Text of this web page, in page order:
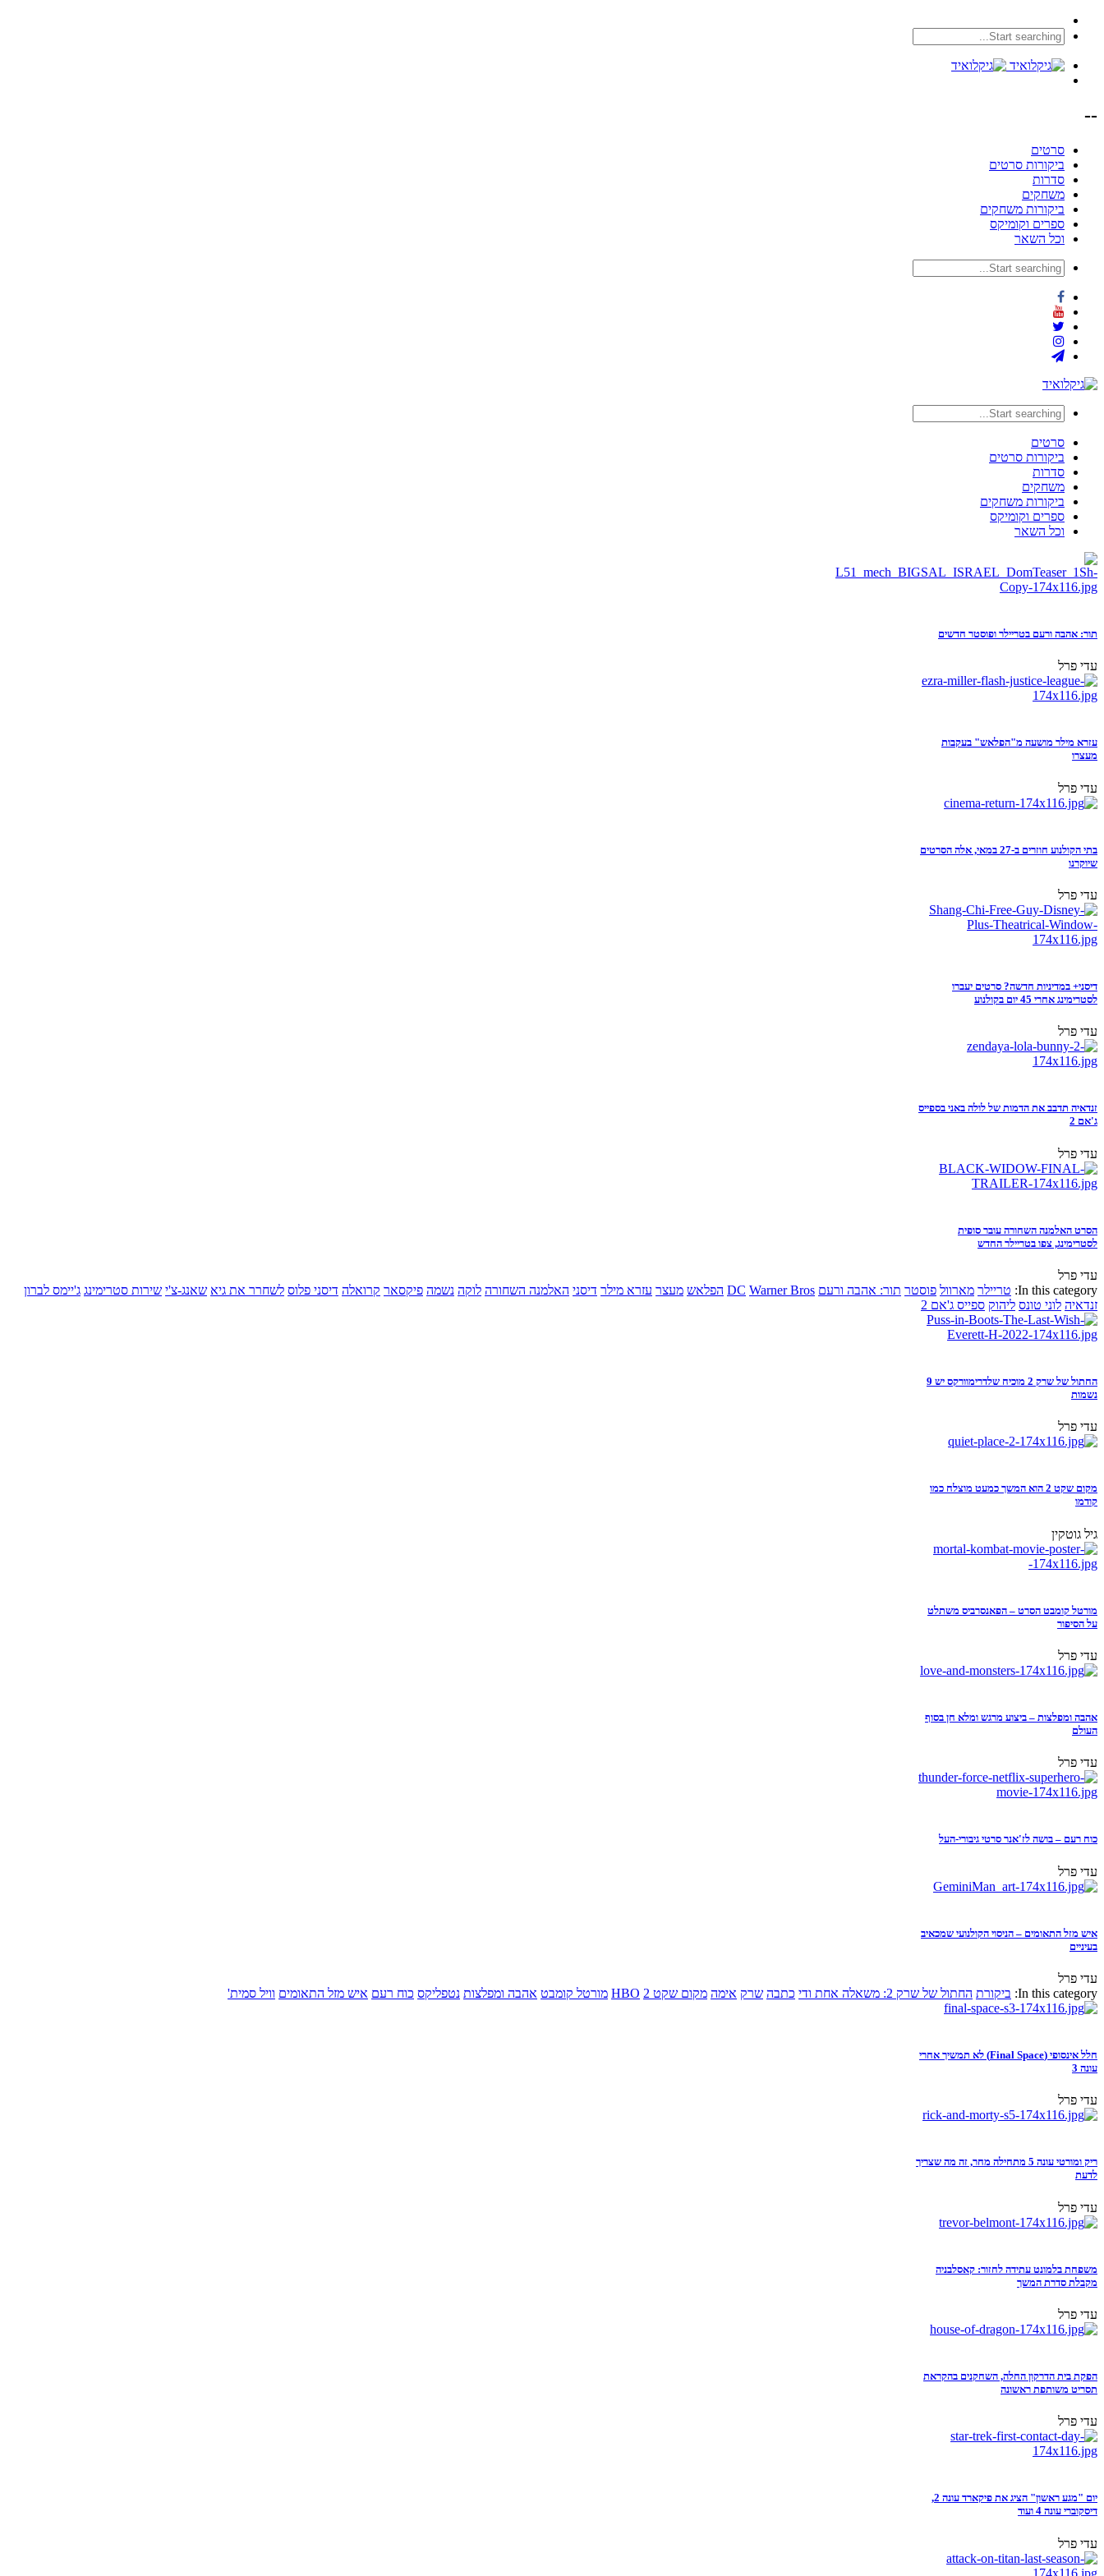
--
סרטים
ביקורות סרטים
סדרות
משחקים
ביקורות משחקים
ספרים וקומיקס
וכל השאר
סרטים
ביקורות סרטים
סדרות
משחקים
ביקורות משחקים
ספרים וקומיקס
וכל השאר
תור: אהבה ורעם בטריילר ופוסטר חדשים
עדי פרל
עזרא מילר מושעה מ"הפלאש" בעקבות
מעצרו
עדי פרל
בתי הקולנוע חוזרים ב-27 במאי, אלה הסרטים
שיוקרנו
עדי פרל
דיסני+ במדיניות חדשה? סרטים יעברו
לסטרימינג אחרי 45 יום בקולנוע
עדי פרל
זנדאיה תדבב את הדמות של לולה באני בספייס
ג'אם 2
עדי פרל
הסרט האלמנה השחורה עובר סופית
לסטרימינג, צפו בטריילר החדש
עדי פרל
In this category: טריילר מארוול פוסטר תור: אהבה ורעם DC Warner Bros הפלאש מעצר עזרא מילר דיסני האלמנה השחורה לוקה נשמה פיקסאר קרואלה דיסני פלוס לשחרר את גיא שאנג-צ'י שירות סטרימינג ג'יימס לברון
זנדאיה לוני טונס ליהוק ספייס ג'אם 2
החתול של שרק 2 מוכיח שלדרימוורקס יש 9
נשמות
עדי פרל
מקום שקט 2 הוא המשך כמעט מוצלח כמו
קודמו
גיל גוטקין
מורטל קומבט הסרט – הפאנסרביס משתלט
על הסיפור
עדי פרל
אהבה ומפלצות – ביצוע מרגש ומלא חן בסוף
העולם
עדי פרל
כוח רעם – בושה לז'אנר סרטי גיבורי-העל
עדי פרל
איש מזל התאומים – הניסוי הקולנועי שמכאיב
בעיניים
עדי פרל
In this category: ביקורת החתול של שרק 2: משאלה אחת ודי כתבה שרק אימה מקום שקט 2 HBO מורטל קומבט אהבה ומפלצות נטפליקס כוח רעם איש מזל התאומים וויל סמית'
חלל אינסופי (Final Space) לא תמשיך אחרי
עונה 3
עדי פרל
ריק ומורטי עונה 5 מתחילה מחר, זה מה שצריך
לדעת
עדי פרל
משפחת בלמונט עתידה לחזור: קאסלבניה
מקבלת סדרת המשך
עדי פרל
הפקת בית הדרקון החלה, השחקנים בהקראת
תסריט משותפת ראשונה
עדי פרל
יום "מגע ראשון" הציג את פיקארד עונה 2,
דיסקוברי עונה 4 ועוד
עדי פרל